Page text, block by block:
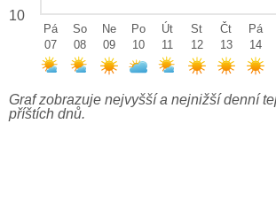
10
Pá
07
So
08
Ne
09
Po
10
Út
11
St
12
Čt
13
Pá
14
Graf zobrazuje nejvyšší a nejnižší denní
příštích dnů.